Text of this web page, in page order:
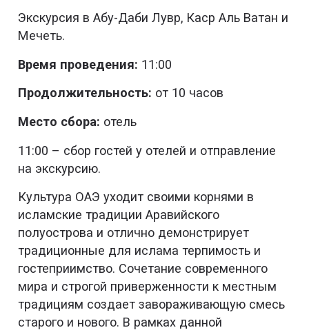
Экскурсия в Абу-Даби Лувр, Каср Аль Ватан и
Мечеть.
Время проведения: 11:00
Продолжительность: от 10 часов
Место сбора: отель
11:00 – сбор гостей у отелей и отправление
на экскурсию.
Культура ОАЭ уходит своими корнями в
исламские традиции Аравийского
полуострова и отлично демонстрирует
традиционные для ислама терпимость и
гостеприимство. Сочетание современного
мира и строгой приверженности к местным
традициям создает завораживающую смесь
старого и нового. В рамках данной